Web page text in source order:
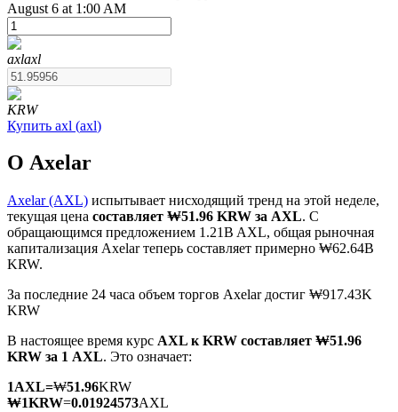
USDT-фьючерсы
Фьючерсы на COIN-M
Деривативы на акции, форекс, драгоценные металлы и
сырьевые товары
August 6 at 1:00 AM
axlaxl
KRW
Купить axl (axl)
О Axelar
Axelar (AXL) испытывает нисходящий тренд на этой неделе,
текущая цена составляет ₩51.96 KRW за AXL. С
обращающимся предложением 1.21B AXL, общая рыночная
капитализация Axelar теперь составляет примерно ₩62.64B
KRW.
За последние 24 часа объем торгов Axelar достиг ₩917.43K
KRW
В настоящее время курс AXL к KRW составляет ₩51.96
KRW за 1 AXL. Это означает:
1AXL=₩51.96KRW
₩1KRW=0.01924573AXL